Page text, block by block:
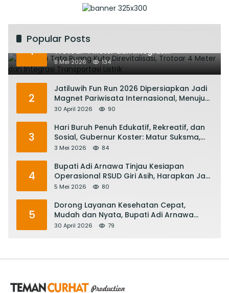
Popular Posts
1
Rencana Tata Ruang Kuta Direvitalisasi,
Trotoar 4 Meter dan Integrasi
Transportasi Listrik
8 Mei 2026 134
2
Jatiluwih Fun Run 2026 Dipersiapkan Jadi
Magnet Pariwisata Internasional, Menuju
Satu Abad Pariwisata Bali
30 April 2026 90
3
Hari Buruh Penuh Edukatif, Rekreatif, dan
Sosial, Gubernur Koster: Matur Suksma,
Keringat Pekerja Mesin Ekonomi Bali
3 Mei 2026 84
4
Bupati Adi Arnawa Tinjau Kesiapan
Operasional RSUD Giri Asih, Harapkan Jadi
RS Rujukan Terbaik
5 Mei 2026 80
5
Dorong Layanan Kesehatan Cepat,
Mudah dan Nyata, Bupati Adi Arnawa
Evaluasi ‘Mantap Nak Badung’
30 April 2026 79